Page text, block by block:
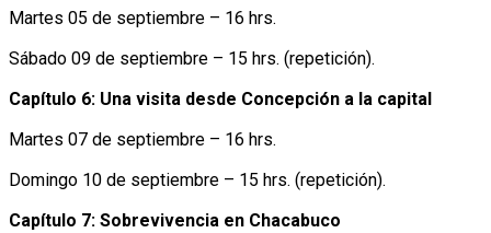
Martes 05 de septiembre – 16 hrs.
Sábado 09 de septiembre – 15 hrs. (repetición).
Capítulo 6: Una visita desde Concepción a la capital
Martes 07 de septiembre – 16 hrs.
Domingo 10 de septiembre – 15 hrs. (repetición).
Capítulo 7: Sobrevivencia en Chacabuco